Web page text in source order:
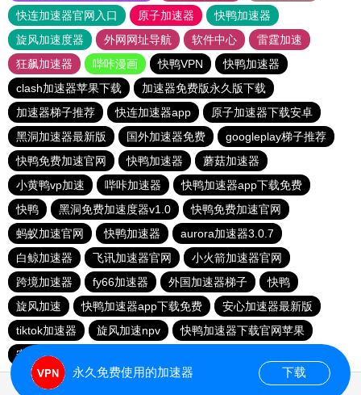
快连加速器官网入口
原子加速器
快鸭加速器
旋风加速度器
外网网址导航 软件中心
雷霆加速
狂飙加速器
哔咔漫画 快鸭VPN
快鸭加速器
clash加速器苹果下载
加速器免费版永久版下载
加速器梯子推荐
快连加速器app
原子加速器下载安卓
黑洞加速器最新版
国外加速器免费
googleplay梯子推荐
快鸭免费加速官网
快鸭加速器
蘑菇加速器
小黄鸭vp加速
哔咔加速器
快鸭加速器app下载免费
快鸭
黑洞免费加速度器v1.0
快鸭免费加速官网
蚂蚁加速官网
快鸭加速器
aurora加速器3.0.7
白鲸加速器
飞讯加速器官网
小火箭加速器官网
跨境加速器
fy66加速器 外国加速器梯子
快鸭
旋风加速
快鸭加速器app下载免费
安心加速器最新版
tiktok加速器
旋风加速npv
快鸭加速器下载官网苹果
安易加速器apk
永久免费使用的加速器 下载